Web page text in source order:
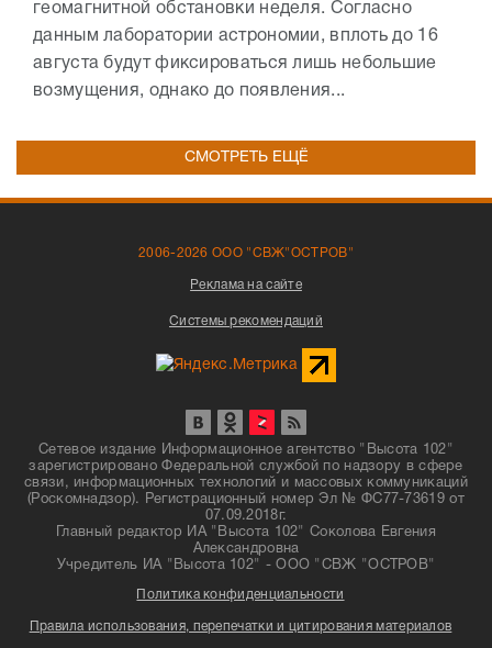
геомагнитной обстановки неделя. Согласно
данным лаборатории астрономии, вплоть до 16
августа будут фиксироваться лишь небольшие
возмущения, однако до появления...
СМОТРЕТЬ ЕЩЁ
2006-2026 ООО "СВЖ"ОСТРОВ"
Реклама на сайте
Системы рекомендаций
Сетевое издание Информационное агентство "Высота 102"
зарегистрировано Федеральной службой по надзору в сфере
связи, информационных технологий и массовых коммуникаций
(Роскомнадзор). Регистрационный номер Эл № ФС77-73619 от
07.09.2018г.
Главный редактор ИА "Высота 102" Соколова Евгения
Александровна
Учредитель ИА "Высота 102" - ООО "СВЖ "ОСТРОВ"
Политика конфиденциальности
Правила использования, перепечатки и цитирования материалов